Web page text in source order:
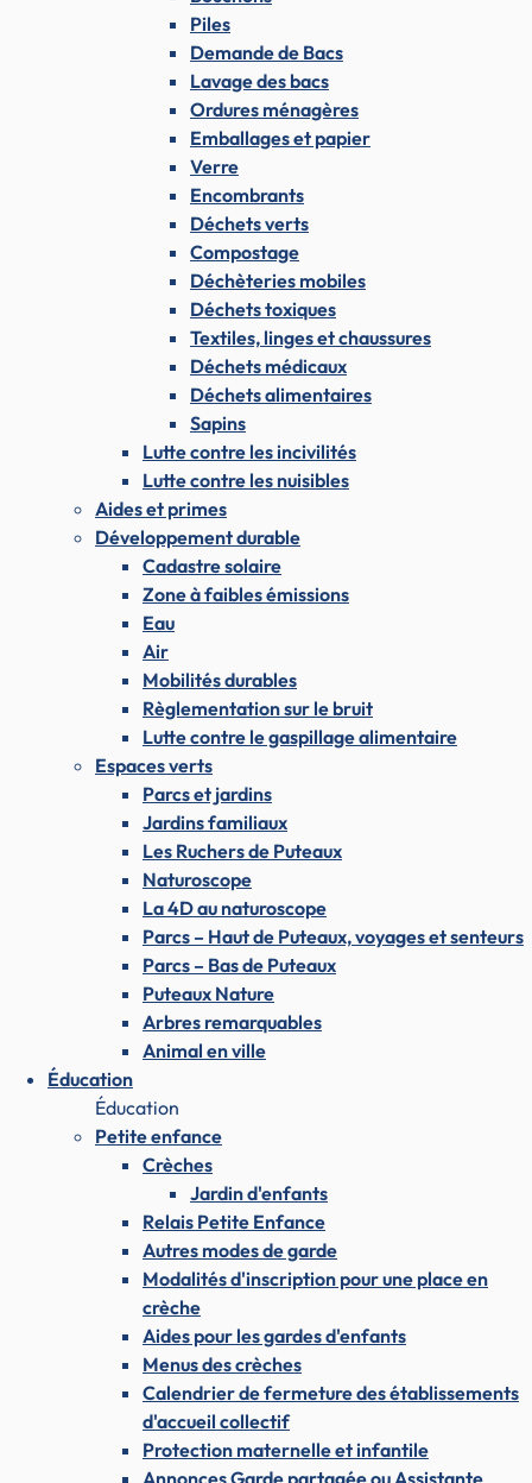
Piles
Demande de Bacs
Lavage des bacs
Ordures ménagères
Emballages et papier
Verre
Encombrants
Déchets verts
Compostage
Déchèteries mobiles
Déchets toxiques
Textiles, linges et chaussures
Déchets médicaux
Déchets alimentaires
Sapins
Lutte contre les incivilités
Lutte contre les nuisibles
Aides et primes
Développement durable
Cadastre solaire
Zone à faibles émissions
Eau
Air
Mobilités durables
Règlementation sur le bruit
Lutte contre le gaspillage alimentaire
Espaces verts
Parcs et jardins
Jardins familiaux
Les Ruchers de Puteaux
Naturoscope
La 4D au naturoscope
Parcs – Haut de Puteaux, voyages et senteurs
Parcs – Bas de Puteaux
Puteaux Nature
Arbres remarquables
Animal en ville
Éducation
Éducation
Petite enfance
Crèches
Jardin d'enfants
Relais Petite Enfance
Autres modes de garde
Modalités d'inscription pour une place en
crèche
Aides pour les gardes d'enfants
Menus des crèches
Calendrier de fermeture des établissements
d'accueil collectif
Protection maternelle et infantile